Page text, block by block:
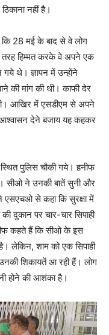
नहीं है।
कि 28 मई के बाद से वे लोग
तरह हिम्मत करके वे अपने एक
गये थे। ज्ञापन में उन्होंने
की मांग की थी। काफी देर
आखिर में एसडीएम से अपने
देने बजाय यह कहकर
स्थित पुलिस चौकी गये। हनीफ
सीओ ने उनकी बातें सुनी और
एसएचओ से कहा कि सुरक्षा में
दुकान पर चार-चार सिपाही
कहते हैं कि सीओ के इस
लेकिन, शाम को एक सिपाही
शिकायतें आ रही हैं। लोग
होने की आशंका है।